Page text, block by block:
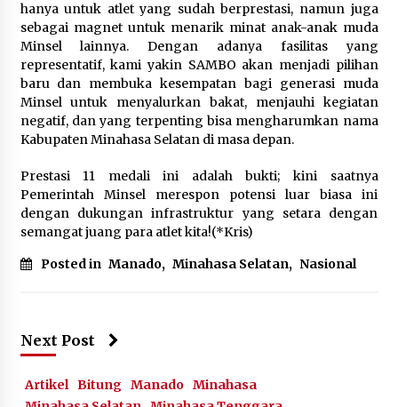
hanya untuk atlet yang sudah berprestasi, namun juga
sebagai magnet untuk menarik minat anak-anak muda
Minsel lainnya. ‎‎Dengan adanya fasilitas yang
representatif, kami yakin SAMBO akan menjadi pilihan
baru dan membuka kesempatan bagi generasi muda
Minsel untuk menyalurkan bakat, menjauhi kegiatan
negatif, dan yang terpenting bisa mengharumkan nama
Kabupaten Minahasa Selatan di masa depan.‎‎
Prestasi 11 medali ini adalah bukti; kini saatnya
Pemerintah Minsel merespon potensi luar biasa ini
dengan dukungan infrastruktur yang setara dengan
semangat juang para atlet kita!(*Kris)
Posted in Manado, Minahasa Selatan, Nasional
Next Post
Artikel Bitung Manado Minahasa